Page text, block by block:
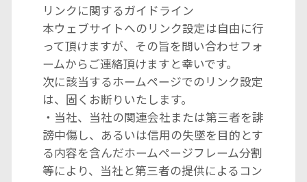
リンクに関するガイドライン
本ウェブサイトへのリンク設定は自由に行
って頂けますが、その旨を問い合わせフォ
ームからご連絡頂けますと幸いです。
次に該当するホームページでのリンク設定
は、固くお断りいたします。
・当社、当社の関連会社または第三者を誹
謗中傷し、あるいは信用の失墜を目的とす
る内容を含んだホームページフレーム分割
等により、当社と第三者の提供によるコン